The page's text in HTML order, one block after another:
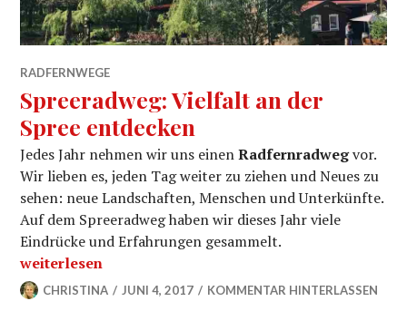
RADFERNWEGE
Spreeradweg: Vielfalt an der
Spree entdecken
Jedes Jahr nehmen wir uns einenRadfernradwegvor.
Wir lieben es, jeden Tag weiter zu ziehen und Neues zu
sehen: neue Landschaften, Menschen und Unterkünfte.
Auf dem Spreeradweg haben wir dieses Jahr viele
Eindrücke und Erfahrungen gesammelt.
„Spreeradweg: Vielfalt an der Spree entdecken“
weiterlesen
CHRISTINA JUNI 4, 2017 KOMMENTAR HINTERLASSEN